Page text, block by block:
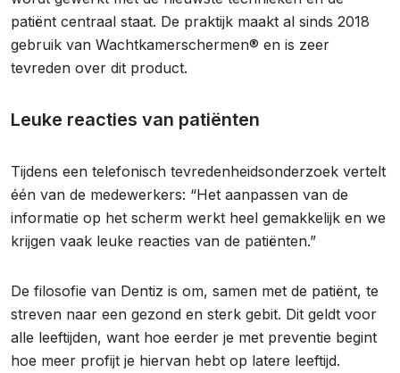
patiënt centraal staat. De praktijk maakt al sinds 2018
gebruik van Wachtkamerschermen® en is zeer
tevreden over dit product.
Leuke reacties van patiënten
Tijdens een telefonisch tevredenheidsonderzoek vertelt
één van de medewerkers: “Het aanpassen van de
informatie op het scherm werkt heel gemakkelijk en we
krijgen vaak leuke reacties van de patiënten.”
De filosofie van Dentiz is om, samen met de patiënt, te
streven naar een gezond en sterk gebit. Dit geldt voor
alle leeftijden, want hoe eerder je met preventie begint
hoe meer profijt je hiervan hebt op latere leeftijd.